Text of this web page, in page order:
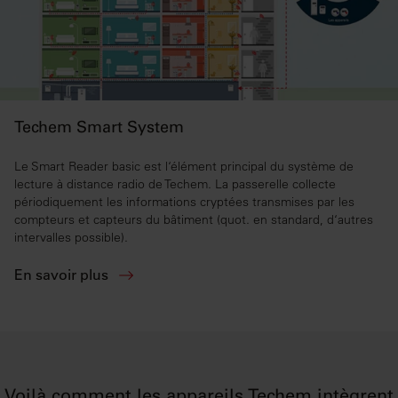
services.
Techem Smart System
Le Smart Reader basic est l‘élément principal du système de
lecture à distance radio de Techem. La passerelle collecte
périodiquement les informations cryptées transmises par les
compteurs et capteurs du bâtiment (quot. en standard, d‘autres
intervalles possible).
En savoir plus